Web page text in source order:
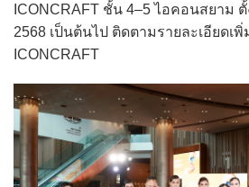
ICONCRAFT ชั้น 4–5 ไอคอนสยาม
2568 เป็นต้นไป ติดตามรายละเอียดเพิ่
ICONCRAFT